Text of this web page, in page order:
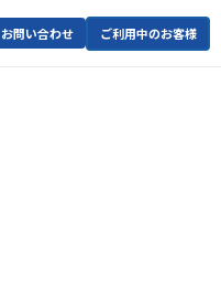
お問い合わせ ご利用中のお客様